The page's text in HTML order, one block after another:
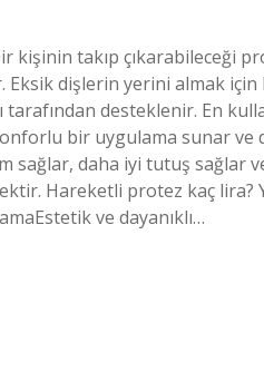
kişinin takıp çıkarabileceği
dişlerin yerini almak için
desteklenir. En
bir uygulama sunar ve
sağlar, daha iyi tutuş sağlar
Hareketli protez kaç lira?
ve dayanıklı…